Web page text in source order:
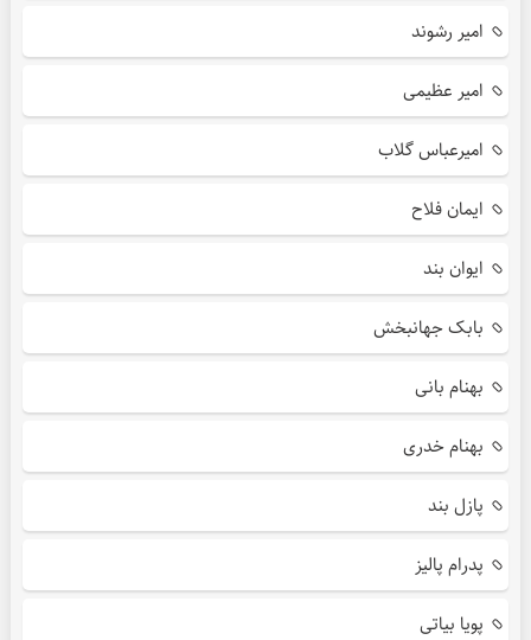
امیر رشوند
امیر عظیمی
امیرعباس گلاب
ایمان فلاح
ایوان بند
بابک جهانبخش
بهنام بانی
بهنام خدری
پازل بند
پدرام پالیز
پویا بیاتی